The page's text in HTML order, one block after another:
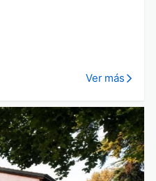
Ver más